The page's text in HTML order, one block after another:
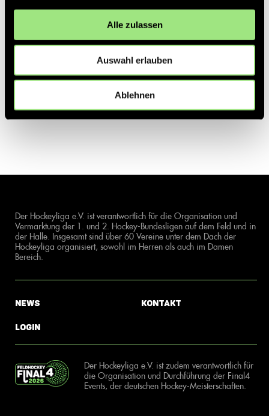
Alle zulassen
Auswahl erlauben
Ablehnen
Der Hockeyliga e.V. ist verantwortlich für die Organisation und
Vermarktung der 1. und 2. Hockey-Bundesligen auf dem Feld und in
der Halle. Insgesamt sind über 60 Vereine unter dem Dach der
Hockeyliga organisiert, sowohl im Herren als auch im Damen
Bereich.
News
Login
Kontakt
Der Hockeyliga e.V. ist zudem verantwortlich für
die Organisation und Durchführung der Final4
Events, der deutschen Hockey-Meisterschaften.